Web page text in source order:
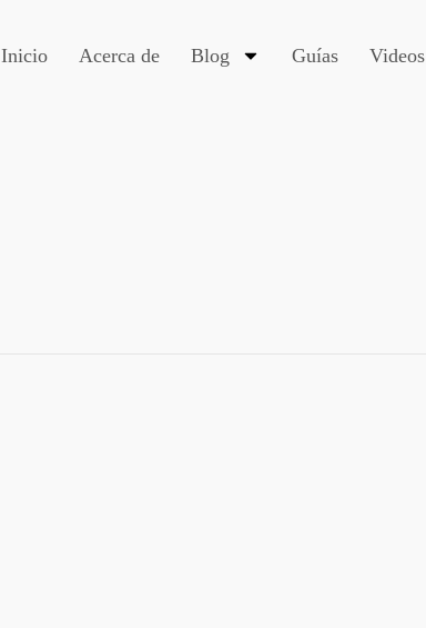
Inicio Acerca de Blog Guías Videos